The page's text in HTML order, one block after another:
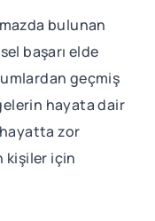
bulunan
başarı elde
geçmiş
hayata dair
hayatta zor
kişiler için